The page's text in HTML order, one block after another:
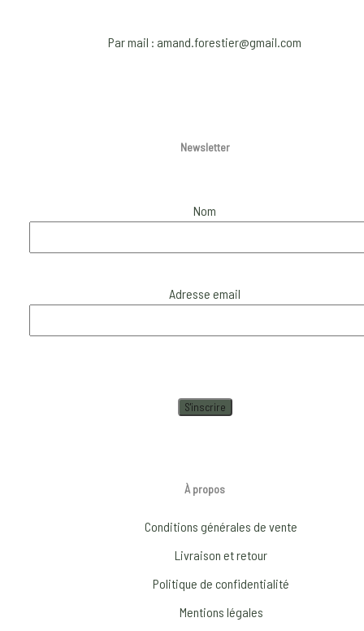
product
Par mail : amand.forestier@gmail.com
Newsletter
Nom
Adresse email
À propos
Conditions générales de vente
Livraison et retour
Politique de confidentialité
Mentions légales